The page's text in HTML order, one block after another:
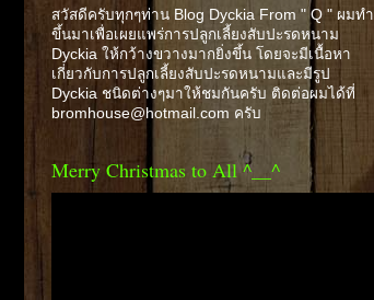
สวัสดีครับทุกๆท่าน Blog Dyckia From " Q " ผมทำ
ขึ้นมาเพื่อเผยแพร่การปลูกเลี้ยงสับปะรดหนาม
Dyckia ให้กว้างขวางมากยิ่งขึ้น โดยจะมีเนื้อหา
เกี่ยวกับการปลูกเลี้ยงสับปะรดหนามและมีรูป
Dyckia ชนิดต่างๆมาให้ชมกันครับ ติดต่อผมได้ที่
bromhouse@hotmail.com ครับ
Merry Christmas to All ^__^